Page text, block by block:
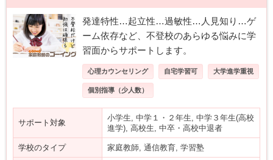
発達特性…起立性…過敏性…人見知り…ゲ
ーム依存など、不登校のあらゆる悩みに学
習面からサポートします。
心理カウンセリング 自宅学習可 大学進学重視
個別指導（少人数）
サポート対象
小学生, 中学１・２年生, 中学３年生(高校
進学), 高校生, 中卒・高校中退者
学校のタイプ 家庭教師, 通信教育, 学習塾